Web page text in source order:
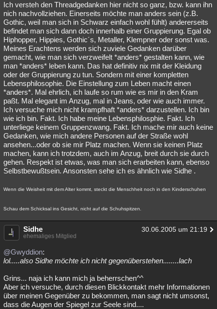
Ich versteh den Threadgedanken hier nicht so ganz, bzw. kann ihn
nich nachvollziehen. Einerseits möchte man anders sein (z.B.
Gothic, weil man sich in Schwarz einfach wohl fühlt) andererseits
befindet man sich dann doch innerhalb einer Gruppierung. Egal ob
Hiphopper, Hippies, Gothic´s, Metaller, Klempner oder sonst was.
Meines Erachtens werden sich zuviele Gedanken darüber
gemacht, wie man sich verzweifelt *anders* gestalten kann, wie
man *anders* leben kann. Das hat definitiv nix mit der Kleidung
oder der Gruppierung zu tun. Sondern mit einer kompletten
Lebensphilosophie. Die Einstellung zum Leben macht einen
*anders*. Mal ehrlich, ich laufe so rum wie es mir in den Kram
paßt. Mal elegant im Anzug, mal in Jeans, oder wie auch immer.
Ich versuche mich nicht krampfhaft *anders* darzustellen. Ich bin
wie ich bin. Fakt. Ich habe meine Lebensphilosphie. Fakt. Ich
unterliege keinem Gruppenzwang. Fakt. Ich mache mir auch keine
Gedanken, wie mich andere Personen auf der Straße wohl
ansehen...oder ob sie mir Platz machen. Wenn sie keinen Platz
machen, kann ich trotzdem, auch im Anzug, breit durch sie durch
gehen. Respekt ist etwas, was man sich erarbeiten kann, ebenso
Selbstbewußtsein. Ansonsten sehe ich es ähnlich wie Sidhe .
Wenn die Weisheit mit dem Alter kommt, steckt die Menschheit noch in den Kinderschuhen
Schau dem Schicksal ins Gesicht, nicht auf die Schuhspitzen.
Sidhe 30.06.2005 um 21:19
ehemaliges Mitglied
@Gwyddion:
lol.....also Sidhe möchte ich nicht gegenüberstehen........lach
Grins... naja ich kann mich ja beherrschen^^
Aber ich versuche, durch diesen Blickkontakt mehr Informationen
über meinen Gegenüber zu bekommen, man sagt nicht umsonst,
dass die Augen der Spiegel zur Seele sind....